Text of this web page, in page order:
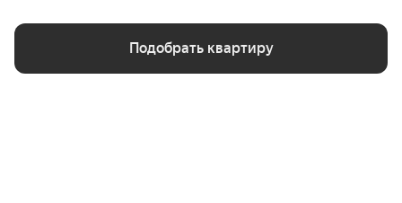
Подобрать квартиру